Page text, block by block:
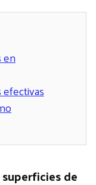
en
efectivas
de